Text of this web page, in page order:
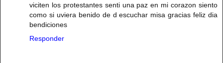
viciten los protestantes senti una paz en mi corazon siento
como si uviera benido de d escuchar misa gracias feliz dia
bendiciones
Responder